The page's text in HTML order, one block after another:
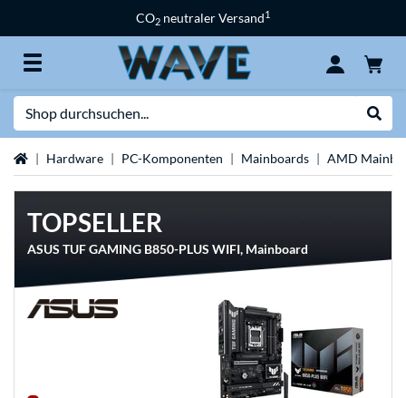
CO2 neutraler Versand1
StartseiteHardware PC-Komponenten Mainboards AMD
TOPSELLER
ASUS TUF GAMING B850-PLUS WIFI, Mainboard